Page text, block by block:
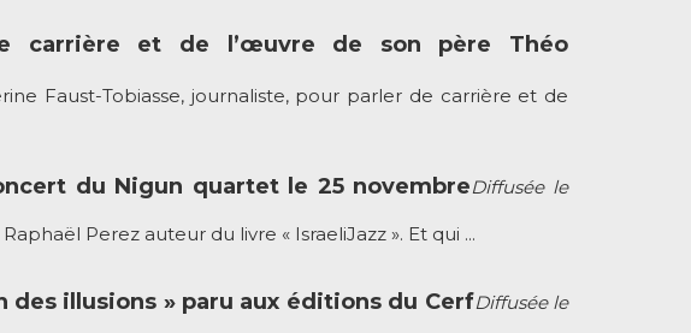
carrière et de l’œuvre de son père Théo
Faust-Tobiasse, journaliste, pour parler de carrière et de
du Nigun quartet le 25 novembreDiffusée le
Perez auteur du livre « IsraeliJazz ». Et qui ...
des illusions » paru aux éditions du CerfDiffusée le